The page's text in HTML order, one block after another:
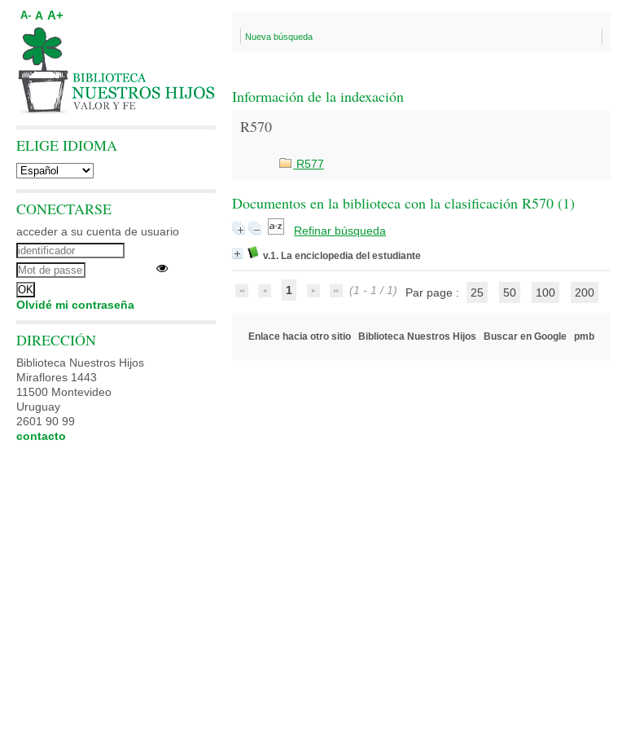
Nueva búsqueda
Información de la indexación
R570
R577
Documentos en la biblioteca con la clasificación R570 (1)
Refinar búsqueda
v.1. La enciclopedia del estudiante
1 (1 - 1 / 1) Par page : 25 50 100 200
Enlace hacia otro sitio Biblioteca Nuestros Hijos Buscar en Google pmb
A- A A+
ELIGE IDIOMA
CONECTARSE
acceder a su cuenta de usuario
Olvidé mi contraseña
DIRECCIÓN
Biblioteca Nuestros Hijos
Miraflores 1443
11500 Montevideo
Uruguay
2601 90 99
contacto